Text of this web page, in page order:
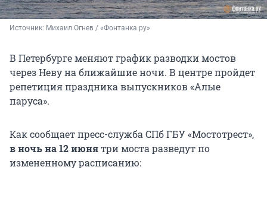
Источник: Михаил Огнев / «Фонтанка.ру»
В Петербурге меняют график разводки мостов
через Неву на ближайшие ночи. В центре пройдет
репетиция праздника выпускников «Алые
паруса».
Как сообщает пресс-служба CПб ГБУ «Мостотрест»,
в ночь на 12 июнятри моста разведут по
измененному расписанию: